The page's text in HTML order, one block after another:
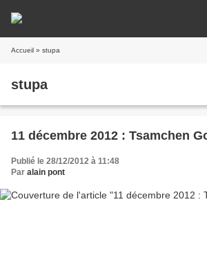
Accueil » stupa
stupa
11 décembre 2012 : Tsamchen
Publié le 28/12/2012 à 11:48
Par alain pont